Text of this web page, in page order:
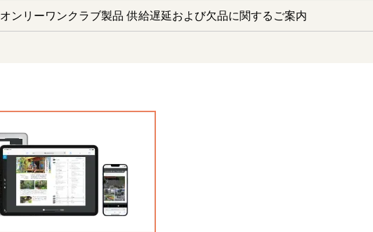
オンリーワンクラブ製品 供給遅延および欠品に関するご案内